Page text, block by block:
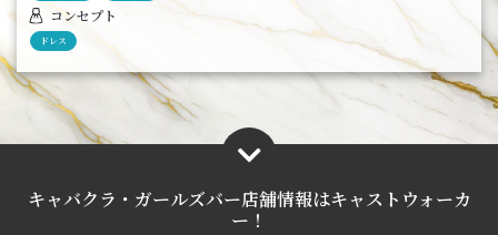
コンセプト
ドレス
キャバクラ・ガールズバー店舗情報はキャストウォーカ
ー！